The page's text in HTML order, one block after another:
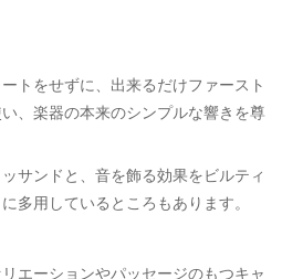
トをせずに、出来るだけファースト
、楽器の本来のシンプルな響きを尊
サンドと、音を飾る効果をビルティ
多用しているところもあります。
エーションやパッセージのもつキャ